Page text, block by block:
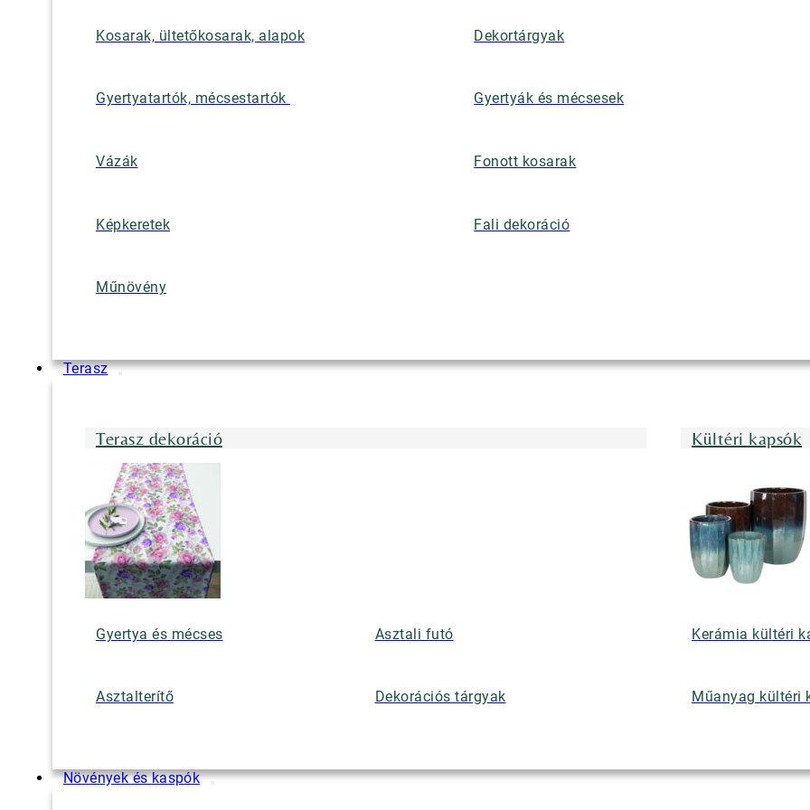
Kosarak, ültetőkosarak, alapok Dekortárgyak
Gyertyatartók, mécsestartók Gyertyák és mécsesek
Vázák Fonott kosarak
Képkeretek Fali dekoráció
Műnövény
Terasz
Terasz dekoráció
Gyertya és mécses Asztali futó
Asztalterítő Dekorációs tárgyak
Kültéri kapsók
Kerámia kültéri
Műanyag kültéri
Növények és kaspók